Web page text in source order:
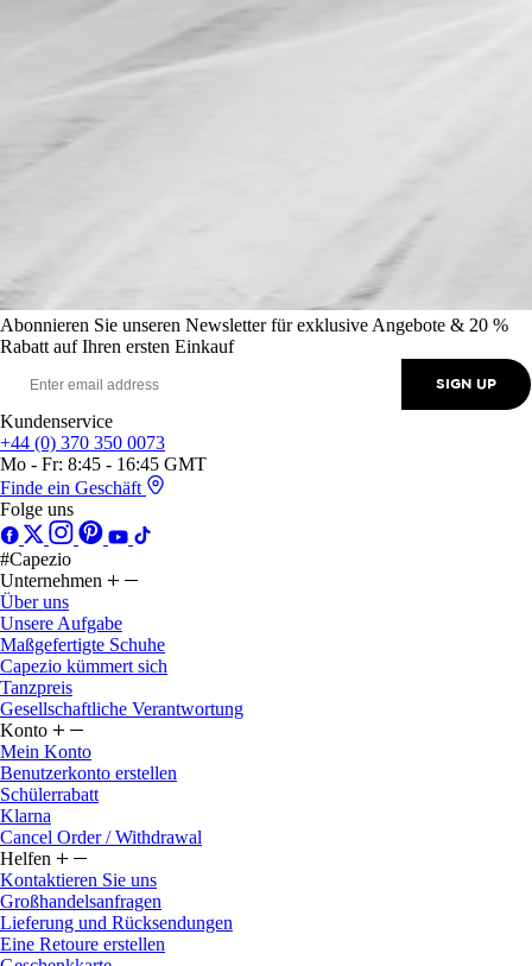
Abonnieren Sie unseren Newsletter für exklusive Angebote & 20 %
Rabatt auf Ihren ersten Einkauf
SIGN UP
Kundenservice
+44 (0) 370 350 0073
Mo - Fr: 8:45 - 16:45 GMT
Finde ein Geschäft
Folge uns
#Capezio
Unternehmen
Über uns
Unsere Aufgabe
Maßgefertigte Schuhe
Capezio kümmert sich
Tanzpreis
Gesellschaftliche Verantwortung
Konto
Mein Konto
Benutzerkonto erstellen
Schülerrabatt
Klarna
Cancel Order / Withdrawal
Helfen
Kontaktieren Sie uns
Großhandelsanfragen
Lieferung und Rücksendungen
Eine Retoure erstellen